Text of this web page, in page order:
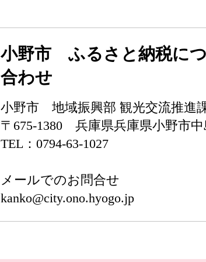
小野市 ふるさと納税に
合わせ
小野市 地域振興部 観光交流推進
〒675-1380 兵庫県兵庫県小野市中
TEL：0794-63-1027
メールでのお問合せ
kanko@city.ono.hyogo.jp